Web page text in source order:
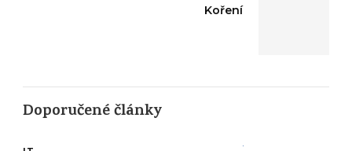
Koření
Doporučené články